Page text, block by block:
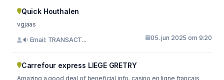
Quick Houthalen
vgjaas
🔉 Email: TRANSACT... 05. jun 2025 om 9:20
Carrefour express LIEGE GRETRY
Amazing a good deal of beneficial info. casino en ligne francais